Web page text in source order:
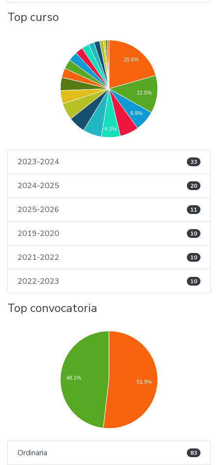
Top curso
20.6%
12.5%
6.9%
6.3%
2023-2024 33
2024-2025 20
2025-2026 11
2019-2020 10
2021-2022 10
2022-2023 10
Top convocatoria
48.1%
51.9%
Ordinaria 83